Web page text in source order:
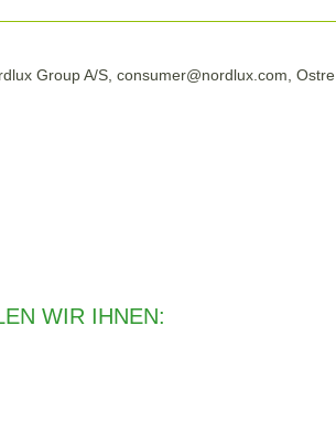
Group A/S, consumer@nordlux.com, Ostre
WIR IHNEN: